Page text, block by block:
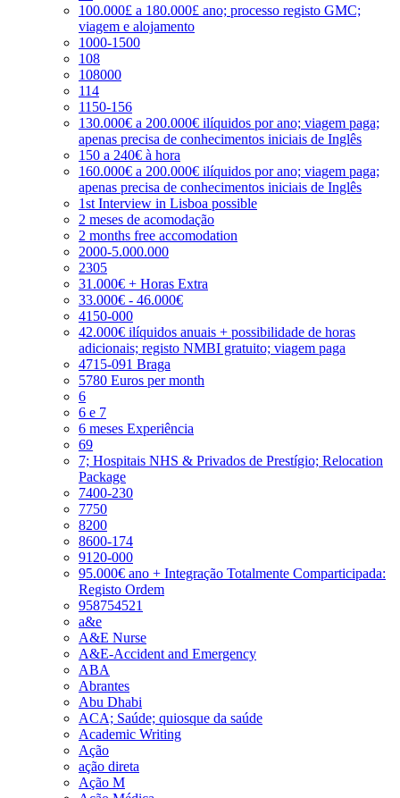
100.000£ a 180.000£ ano; processo registo GMC;
viagem e alojamento
1000-1500
108
108000
114
1150-156
130.000€ a 200.000€ ilíquidos por ano; viagem paga;
apenas precisa de conhecimentos iniciais de Inglês
150 a 240€ à hora
160.000€ a 200.000€ ilíquidos por ano; viagem paga;
apenas precisa de conhecimentos iniciais de Inglês
1st Interview in Lisboa possible
2 meses de acomodação
2 months free accomodation
2000-5.000.000
2305
31.000€ + Horas Extra
33.000€ - 46.000€
4150-000
42.000€ ilíquidos anuais + possibilidade de horas
adicionais; registo NMBI gratuito; viagem paga
4715-091 Braga
5780 Euros per month
6
6 e 7
6 meses Experiência
69
7; Hospitais NHS & Privados de Prestígio; Relocation
Package
7400-230
7750
8200
8600-174
9120-000
95.000€ ano + Integração Totalmente Comparticipada:
Registo Ordem
958754521
a&e
A&E Nurse
A&E-Accident and Emergency
ABA
Abrantes
Abu Dhabi
ACA; Saúde; quiosque da saúde
Academic Writing
Ação
ação direta
Ação M